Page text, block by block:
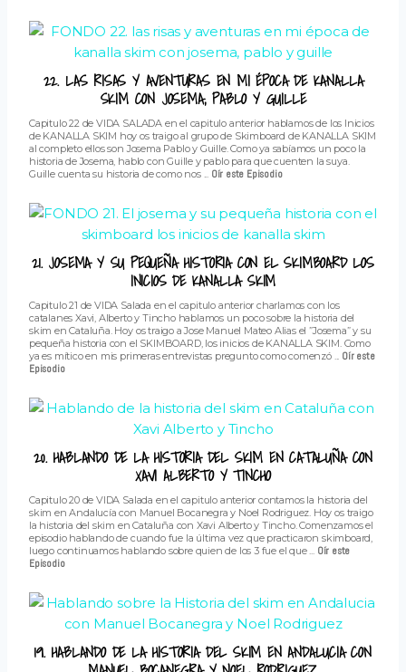
22. LAS RISAS Y AVENTURAS EN MI ÉPOCA DE KANALLA
SKIM CON JOSEMA, PABLO Y GUILLE
Capitulo 22 de VIDA SALADA en el capitulo anterior hablamos de los Inicios
de KANALLA SKIM hoy os traigo al grupo de Skimboard de KANALLA SKIM
al completo ellos son Josema Pablo y Guille. Como ya sabíamos un poco la
historia de Josema, hablo con Guille y pablo para que cuenten la suya.
Guille cuenta su historia de como nos ... Oír este Episodio
21. JOSEMA Y SU PEQUEÑA HISTORIA CON EL SKIMBOARD LOS
INICIOS DE KANALLA SKIM
Capitulo 21 de VIDA Salada en el capitulo anterior charlamos con los
catalanes Xavi, Alberto y Tincho hablamos un poco sobre la historia del
skim en Cataluña. Hoy os traigo a Jose Manuel Mateo Alias el ”Josema” y su
pequeña historia con el SKIMBOARD, los inicios de KANALLA SKIM. Como
ya es mítico en mis primeras entrevistas pregunto como comenzó ... Oír este
Episodio
20. HABLANDO DE LA HISTORIA DEL SKIM EN CATALUÑA CON
XAVI ALBERTO Y TINCHO
Capitulo 20 de VIDA Salada en el capitulo anterior contamos la historia del
skim en Andalucía con Manuel Bocanegra y Noel Rodriguez. Hoy os traigo
la historia del skim en Cataluña con Xavi Alberto y Tincho. Comenzamos el
episodio hablando de cuando fue la última vez que practicaron skimboard,
luego continuamos hablando sobre quien de los 3 fue el que ... Oír este
Episodio
19. HABLANDO DE LA HISTORIA DEL SKIM EN ANDALUCIA CON